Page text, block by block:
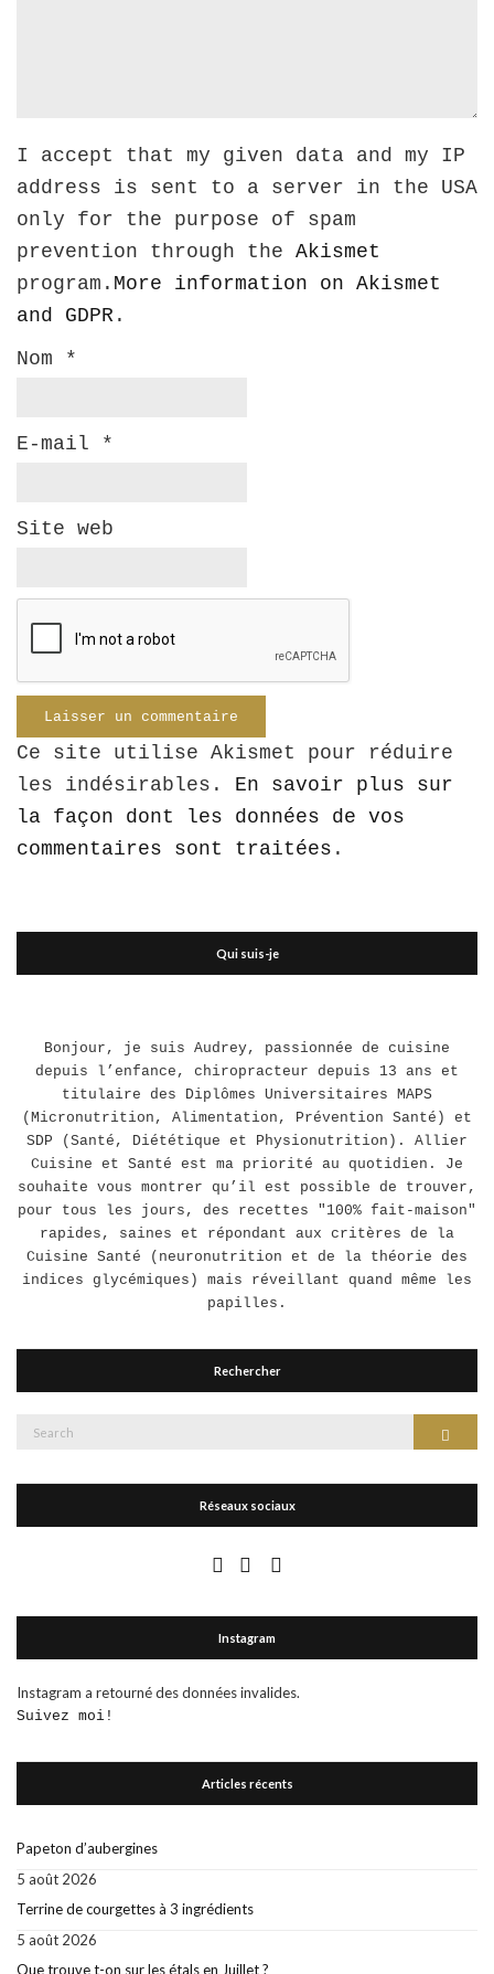
I accept that my given data and my IP
address is sent to a server in the USA
only for the purpose of spam
prevention through the Akismet
program. More information on Akismet
and GDPR .
Nom *
E-mail *
Site web
Ce site utilise Akismet pour réduire
les indésirables. En savoir plus sur
la façon dont les données de vos
commentaires sont traitées .
Qui suis-je
Bonjour, je suis Audrey, passionnée de cuisine
depuis l’enfance, chiropracteur depuis 13 ans et
titulaire des Diplômes Universitaires MAPS
(Micronutrition, Alimentation, Prévention Santé) et
SDP (Santé, Diététique et Physionutrition). Allier
Cuisine et Santé est ma priorité au quotidien. Je
souhaite vous montrer qu’il est possible de trouver,
pour tous les jours, des recettes "100% fait-maison"
rapides, saines et répondant aux critères de la
Cuisine Santé (neuronutrition et de la théorie des
indices glycémiques) mais réveillant quand même les
papilles.
Rechercher
Réseaux sociaux
Instagram
Instagram a retourné des données invalides.
Suivez moi!
Articles récents
Papeton d’aubergines
5 août 2026
Terrine de courgettes à 3 ingrédients
5 août 2026
Que trouve t-on sur les étals en Juillet ?